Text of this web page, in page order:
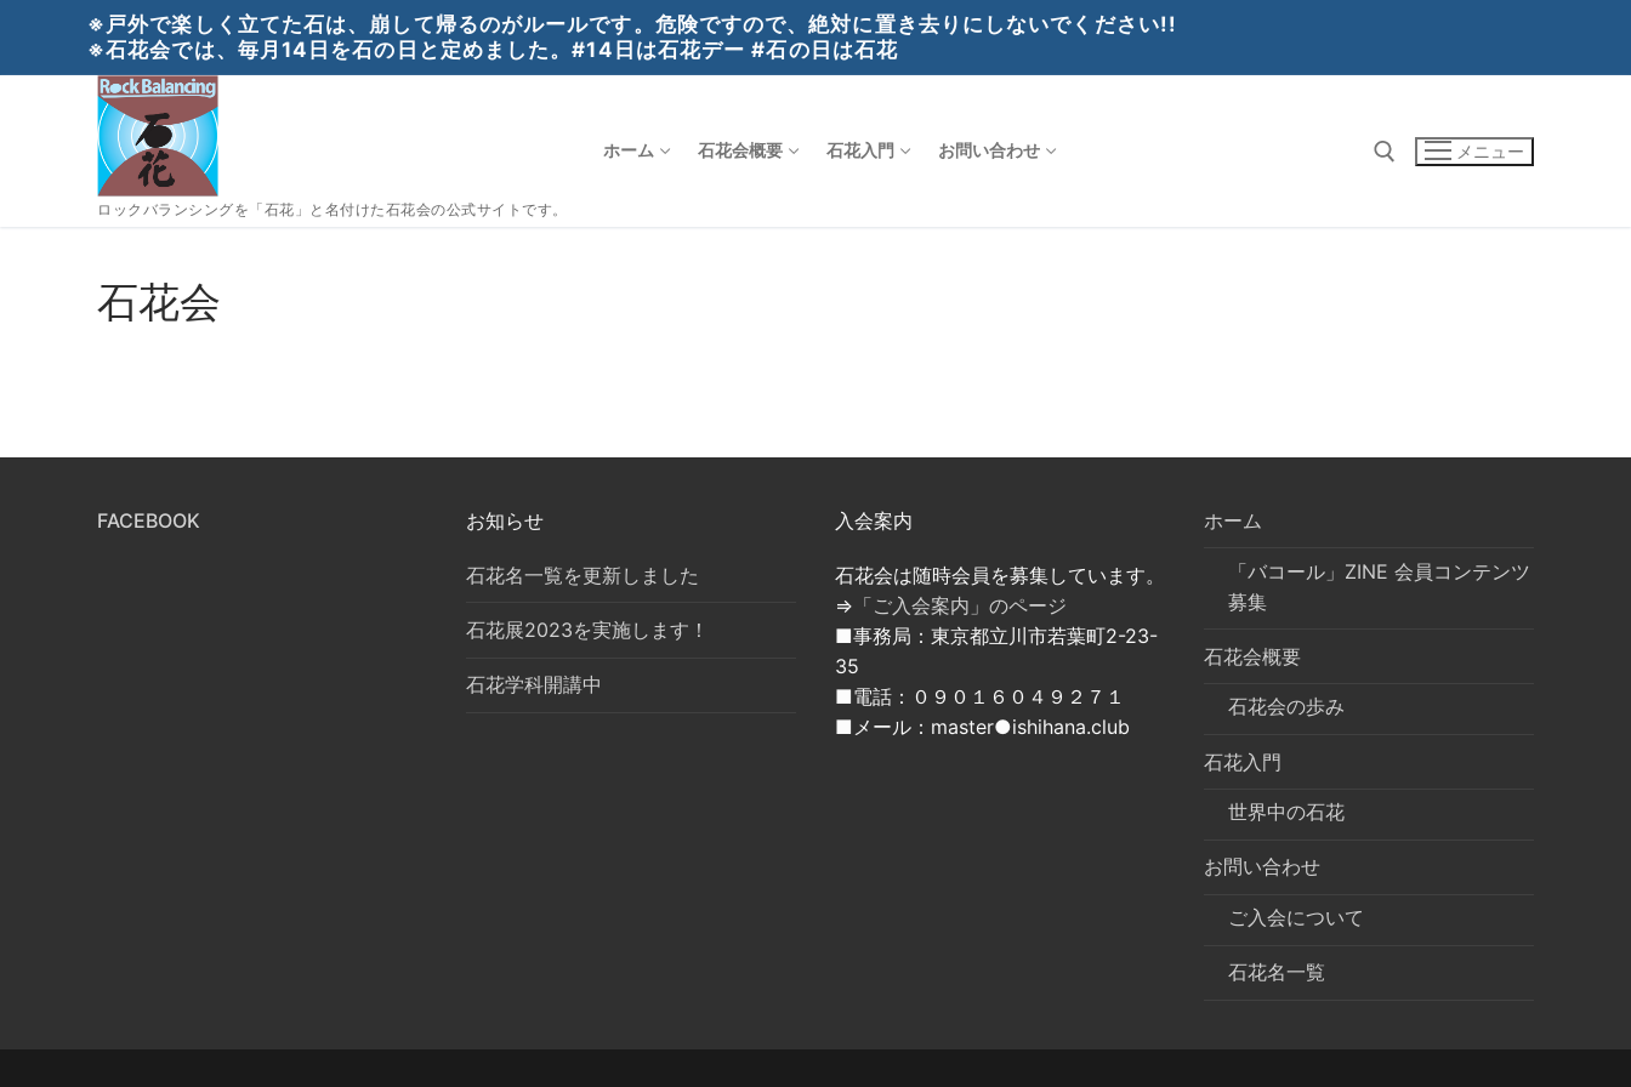
テ
※戸外で楽しく立てた石は、崩して帰るのがルールです。危険ですので、絶対に置き去りにしないでください!!
※石花会では、毎月14日を石の日と定めました。#14日は石花デー #石の日は石花
ロックバランシングを「石花」と名付けた石花会の公式サイトです。
ホーム 石花会概要 石花入門 お問い合わせ メニュー
石花会
FACEBOOK お知らせ
石花名一覧を更新しました
石花展2023を実施します！
石花学科開講中
入会案内
石花会は随時会員を募集しています。
⇒ 「ご入会案内」のページ
■事務局：東京都立川市若葉町2-23-
35
■電話：０９０１６０４９２７１
■メール：master●ishihana.club
ホーム
「バコール」ZINE 会員コンテンツ
募集
石花会概要
石花会の歩み
石花入門
世界中の石花
お問い合わせ
ご入会について
石花名一覧